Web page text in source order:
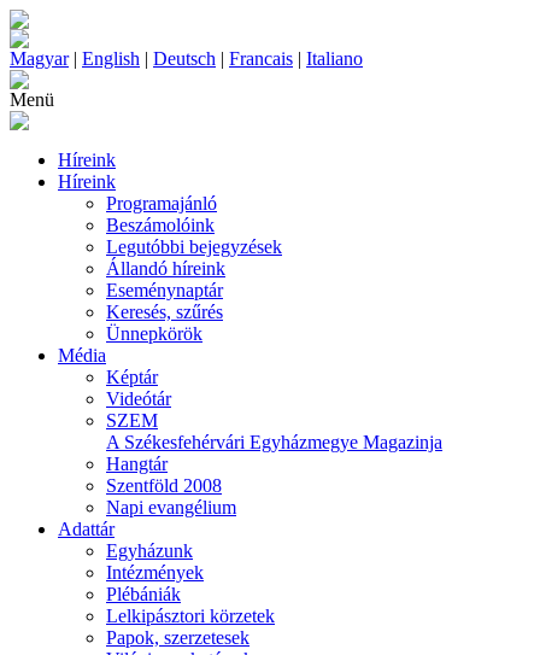
Magyar| English | Deutsch | Francais | Italiano
Menü
Híreink
Híreink
Programajánló
Beszámolóink
Legutóbbi bejegyzések
Állandó híreink
Eseménynaptár
Keresés, szűrés
Ünnepkörök
Média
Képtár
Videótár
SZEM
A Székesfehérvári Egyházmegye Magazinja
Hangtár
Szentföld 2008
Napi evangélium
Adattár
Egyházunk
Intézmények
Plébániák
Lelkipásztori körzetek
Papok, szerzetesek